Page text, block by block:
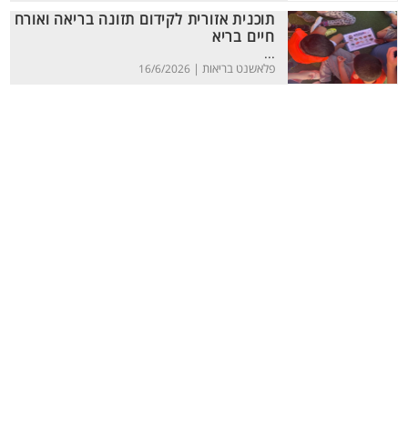
תוכנית אזורית לקידום תזונה בריאה ואורח
חיים בריא
...
פלאשנט בריאות | 16/6/2026